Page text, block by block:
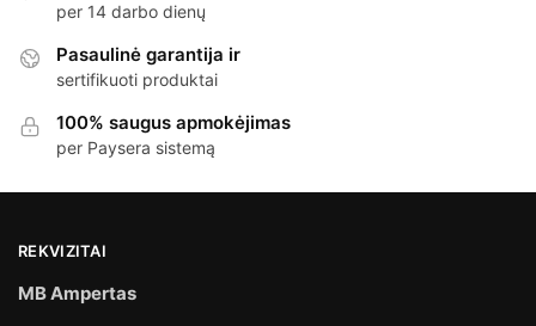
per 14 darbo dienų
Pasaulinė garantija ir
sertifikuoti produktai
100% saugus apmokėjimas
per Paysera sistemą
REKVIZITAI
MB Ampertas